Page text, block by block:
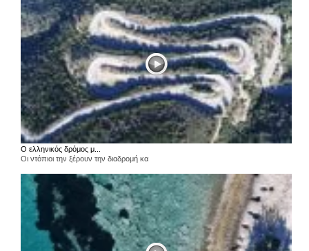
Ο ελληνικός δρόμος μ...
Οι ντόπιοι την ξέρουν την διαδρομή κα